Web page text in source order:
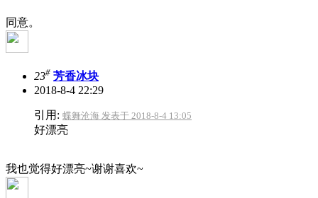
同意。
23# 芳香冰块
2018-8-4 22:29
引用: 蝶舞沧海 发表于 2018-8-4 13:05
好漂亮
我也觉得好漂亮~谢谢喜欢~